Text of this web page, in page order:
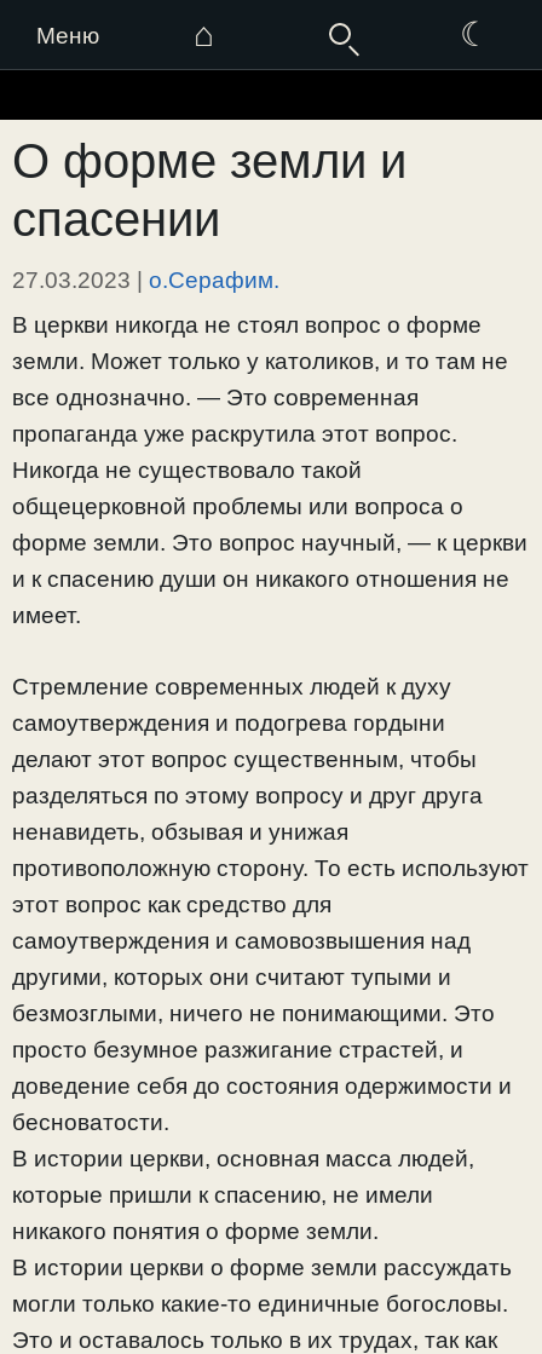
Меню ⌂ ☾
к
содержимому
О форме земли и
спасении
27.03.2023 | о.Серафим.
В церкви никогда не стоял вопрос о форме
земли. Может только у католиков, и то там не
все однозначно. — Это современная
пропаганда уже раскрутила этот вопрос.
Никогда не существовало такой
общецерковной проблемы или вопроса о
форме земли. Это вопрос научный, — к церкви
и к спасению души он никакого отношения не
имеет.
Стремление современных людей к духу
самоутверждения и подогрева гордыни
делают этот вопрос существенным, чтобы
разделяться по этому вопросу и друг друга
ненавидеть, обзывая и унижая
противоположную сторону. То есть используют
этот вопрос как средство для
самоутверждения и самовозвышения над
другими, которых они считают тупыми и
безмозглыми, ничего не понимающими. Это
просто безумное разжигание страстей, и
доведение себя до состояния одержимости и
бесноватости.
В истории церкви, основная масса людей,
которые пришли к спасению, не имели
никакого понятия о форме земли.
В истории церкви о форме земли рассуждать
могли только какие-то единичные богословы.
Это и оставалось только в их трудах, так как